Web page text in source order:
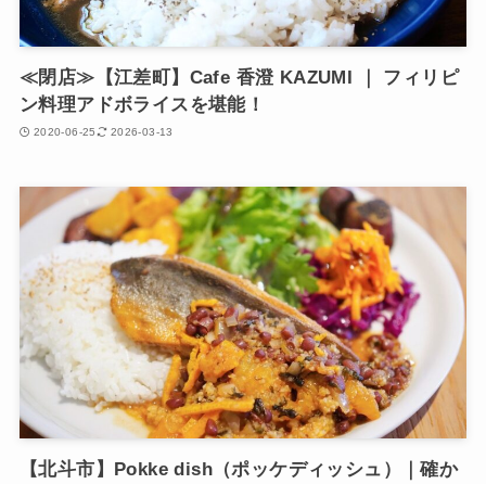
≪閉店≫【江差町】Cafe 香澄 KAZUMI ｜ フィリピ
ン料理アドボライスを堪能！
2020-06-25 2026-03-13
【北斗市】Pokke dish（ポッケディッシュ）｜確か